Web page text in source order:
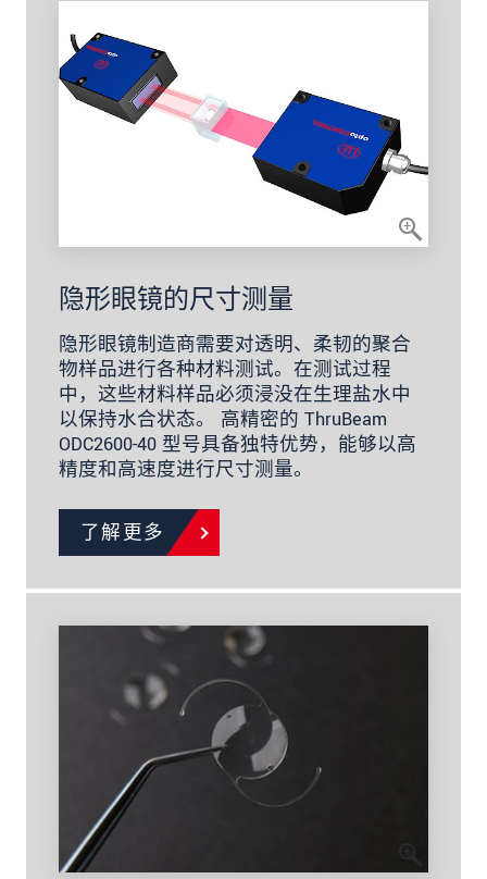
隐形眼镜的尺寸测量
隐形眼镜制造商需要对透明、柔韧的聚合
物样品进行各种材料测试。在测试过程
中，这些材料样品必须浸没在生理盐水中
以保持水合状态。 高精密的 ThruBeam
ODC2600-40 型号具备独特优势，能够以高
精度和高速度进行尺寸测量。
了解更多